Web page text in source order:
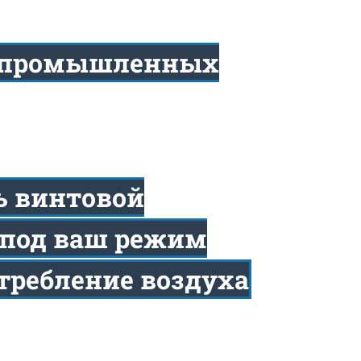
промышленных
винтовой
ваш режим
воздуха